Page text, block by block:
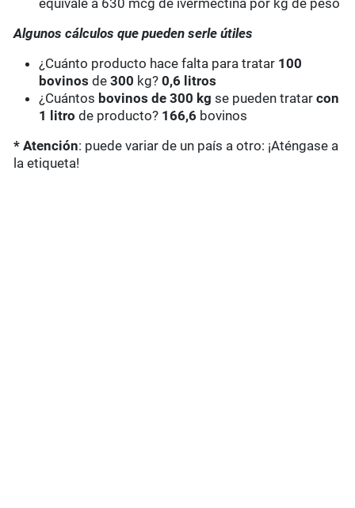
equivale a 630 mcg de ivermectina por kg de peso
Algunos cálculos que pueden serle útiles
¿Cuánto producto hace falta para tratar 100
bovinosde300 kg?0,6 litros
¿Cuántos bovinos de 300 kg se pueden tratarcon
1 litro de producto? 166,6 bovinos
* Atención: puede variar de un país a otro: ¡Aténgase a
la etiqueta!